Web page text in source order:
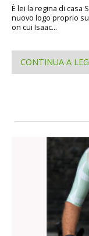
È lei la regina di casa
nuovo logo proprio
on cui Isaac...
CONTINUA A